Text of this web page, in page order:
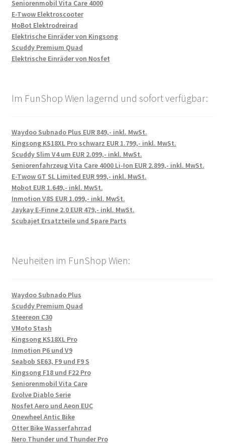
Seniorenmobil Vita Care 4000
E-Twow Elektroscooter
MoBot Elektrodreirad
Elektrische Einräder von Kingsong
Scuddy Premium Quad
Elektrische Einräder von Nosfet
Im FunShop Wien lagernd und sofort verfügbar:
Waydoo Subnado Plus EUR 849,- inkl. MwSt.
Kingsong KS18XL Pro schwarz EUR 1.799,- inkl. MwSt.
Scuddy Slim V4 um EUR 2.099,- inkl. MwSt.
Seniorenfahrzeug Vita Care 4000 Li-Ion EUR 2.899,- inkl. MwSt.
E-Twow GT SL Limited EUR 999,- inkl. MwSt.
Mobot EUR 1.649,- inkl. MwSt.
Inmotion V8S EUR 1.099,- inkl. MwSt.
Jaykay E-Finne 2.0 EUR 479,- inkl. MwSt.
Scubajet Ersatzteile und Spare Parts
Neuheiten im FunShop Wien:
Waydoo Subnado Plus
Scuddy Premium Quad
Steereon C30
VMoto Stash
Kingsong KS18XL Pro
Inmotion P6 und V9
Seabob SE63, F9 und F9 S
Kingsong F18 und F22 Pro
Seniorenmobil Vita Care
Evolve Diablo Serie
Nosfet Aero und Aeon EUC
Onewheel Antic Bike
Otter Bike Wasserfahrrad
Nero Thunder und Thunder Pro